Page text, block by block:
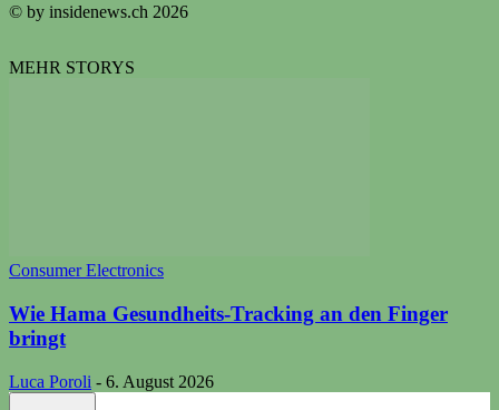
© by insidenews.ch 2026
MEHR STORYS
Consumer Electronics
Wie Hama Gesundheits-Tracking an den Finger
bringt
Luca Poroli - 6. August 2026